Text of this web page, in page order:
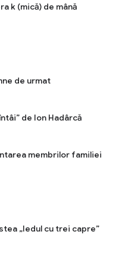
k (mică) de mână
de urmat
de Ion Hadârcă
membrilor familiei
„Iedul cu trei capre”